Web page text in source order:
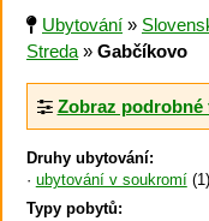
Ubytování »
Streda » Gabčíkovo
Zobraz
Druhy ubytování:
ubytování v soukromí (1)
Typy pobytů: